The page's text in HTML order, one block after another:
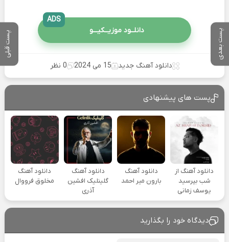
پست بعدی پست قبلی دانلــود موزیــکیـــو
ADS
دانلود آهنگ جدید 15 می 2024 0 نظر
پست های پیشنهادی
دانلود آهنگ از
شب بپرسید
یوسف زمانی
دانلود آهنگ
بارون میر احمد
دانلود آهنگ
گلینلیک افشین
آذری
دانلود آهنگ
مخلوق فرووال
دیدگاه خود را بگذارید